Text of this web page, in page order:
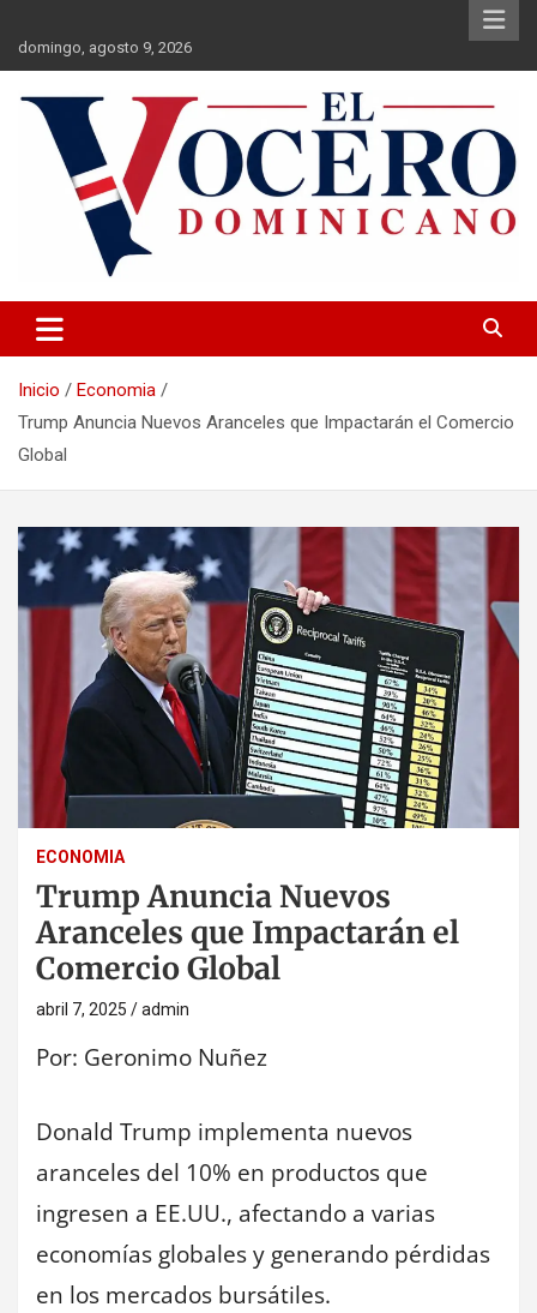
contenido
domingo, agosto 9, 2026
El Vocero Dominicano
Inicio
Economia
Trump Anuncia Nuevos Aranceles que Impactarán el Comercio
Global
ECONOMIA
Trump Anuncia Nuevos
Aranceles que Impactarán el
Comercio Global
abril 7, 2025 admin
Por: Geronimo Nuñez
Donald Trump implementa nuevos
aranceles del 10% en productos que
ingresen a EE.UU., afectando a varias
economías globales y generando pérdidas
en los mercados bursátiles.